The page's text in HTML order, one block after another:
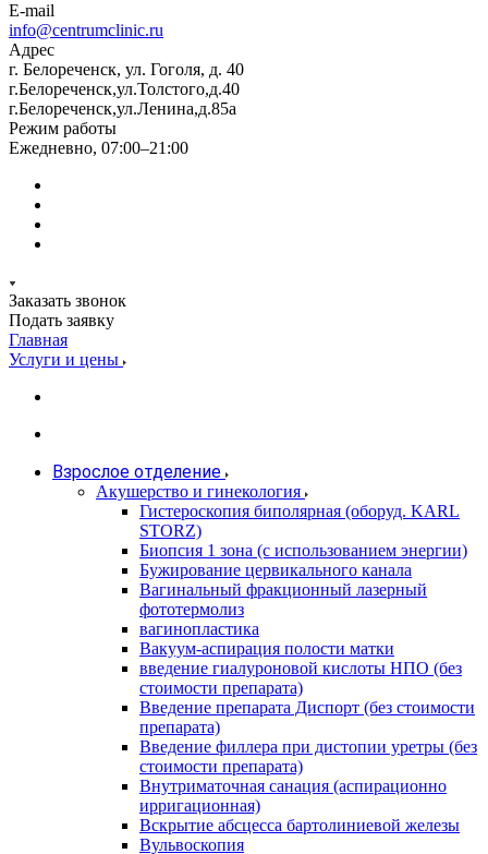
E-mail
info@centrumclinic.ru
Адрес
г. Белореченск, ул. Гоголя, д. 40
г.Белореченск,ул.Толстого,д.40
г.Белореченск,ул.Ленина,д.85а
Режим работы
Ежедневно, 07:00–21:00
Заказать звонок
Подать заявку
Главная
Услуги и цены
Взрослое отделение
Акушерство и гинекология
Гистероскопия биполярная (оборуд. KARL
STORZ)
Биопсия 1 зона (с использованием энергии)
Бужирование цервикального канала
Вагинальный фракционный лазерный
фототермолиз
вагинопластика
Вакуум-аспирация полости матки
введение гиалуроновой кислоты НПО (без
стоимости препарата)
Введение препарата Диспорт (без стоимости
препарата)
Введение филлера при дистопии уретры (без
стоимости препарата)
Внутриматочная санация (аспирационно
ирригационная)
Вскрытие абсцесса бартолиниевой железы
Вульвоскопия